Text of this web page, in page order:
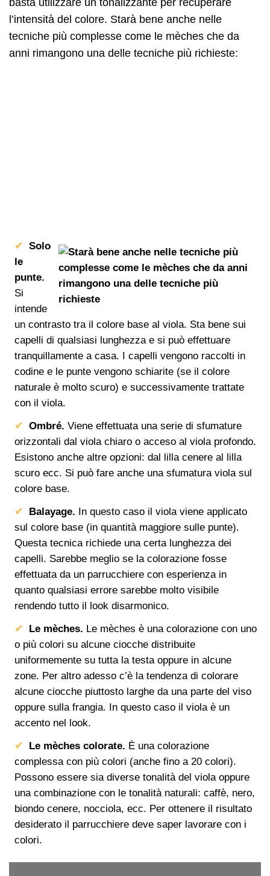
basta utilizzare un tonalizzante per recuperare
l’intensità del colore. Starà bene anche nelle
tecniche più complesse come le mèches che da
anni rimangono una delle tecniche più richieste:
Solo
le
punte.
Si
intende
un contrasto tra il colore base al viola. Sta bene sui
capelli di qualsiasi lunghezza e si può effettuare
tranquillamente a casa. I capelli vengono raccolti in
codine e le punte vengono schiarite (se il colore
naturale è molto scuro) e successivamente trattate
con il viola.
Ombré. Viene effettuata una serie di sfumature
orizzontali dal viola chiaro o acceso al viola profondo.
Esistono anche altre opzioni: dal lilla cenere al lilla
scuro ecc. Si può fare anche una sfumatura viola sul
colore base.
Balayage. In questo caso il viola viene applicato
sul colore base (in quantità maggiore sulle punte).
Questa tecnica richiede una certa lunghezza dei
capelli. Sarebbe meglio se la colorazione fosse
effettuata da un parrucchiere con esperienza in
quanto qualsiasi errore sarebbe molto visibile
rendendo tutto il look disarmonico.
Le mèches. Le mèches è una colorazione con uno
o più colori su alcune ciocche distribuite
uniformemente su tutta la testa oppure in alcune
zone. Per altro adesso c’è la tendenza di colorare
alcune ciocche piuttosto larghe da una parte del viso
oppure sulla frangia. In questo caso il viola è un
accento nel look.
Le mèches colorate. È una colorazione
complessa con più colori (anche fino a 20 colori).
Possono essere sia diverse tonalità del viola oppure
una combinazione con le tonalità naturali: caffè, nero,
biondo cenere, nocciola, ecc. Per ottenere il risultato
desiderato il parrucchiere deve saper lavorare con i
colori.